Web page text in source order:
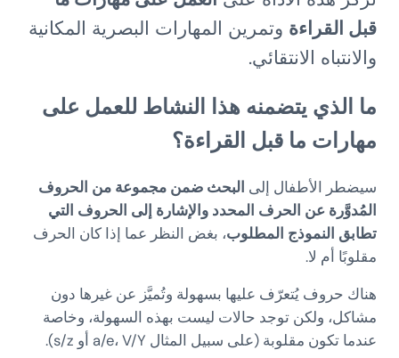
قبل القراءة وتمرين المهارات البصرية المكانية
والانتباه الانتقائي.
ما الذي يتضمنه هذا النشاط للعمل على
مهارات ما قبل القراءة؟
سيضطر الأطفال إلى البحث ضمن مجموعة من الحروف
المُدوَّرة عن الحرف المحدد والإشارة إلى الحروف التي
تطابق النموذج المطلوب، بغض النظر عما إذا كان الحرف
مقلوبًا أم لا.
هناك حروف يُتعرّف عليها بسهولة وتُميَّز عن غيرها دون
مشاكل، ولكن توجد حالات ليست بهذه السهولة، وخاصة
عندما تكون مقلوبة (على سبيل المثال a/e، V/Y أو s/z).